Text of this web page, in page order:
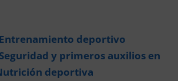
deportivo
y primeros auxilios en
deportiva